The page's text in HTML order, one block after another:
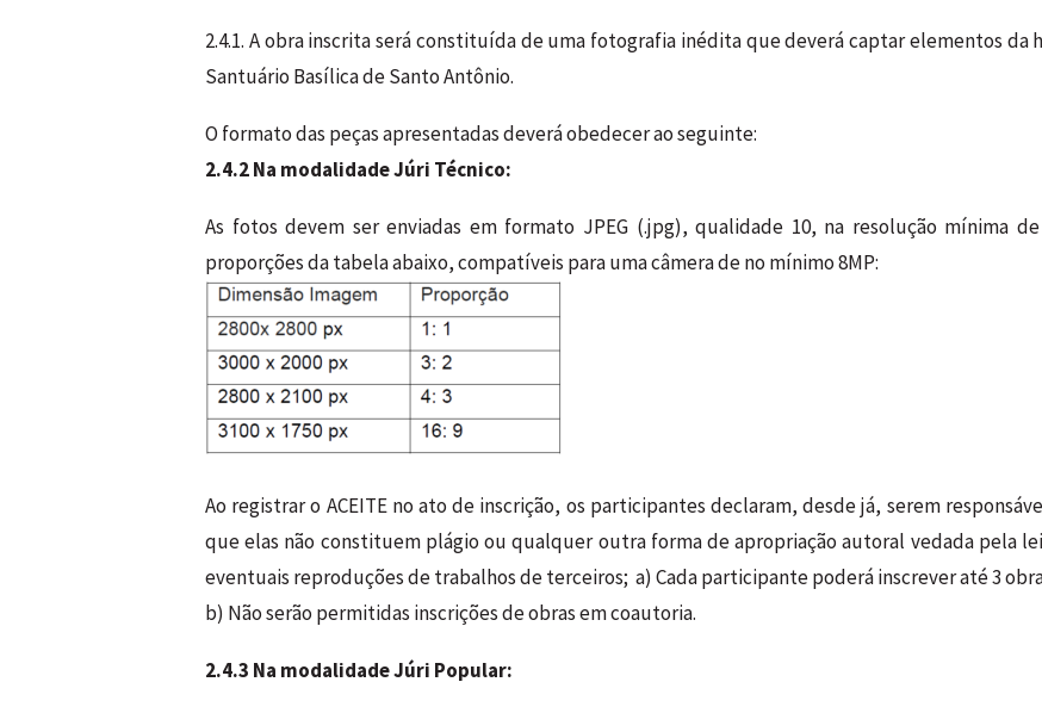
2.4.1. A obra inscrita será constituída de uma fotografia inédita que deverá captar elementos
Santuário Basílica de Santo Antônio.
O formato das peças apresentadas deverá obedecer ao seguinte:
2.4.2 Na modalidade Júri Técnico:
As fotos devem ser enviadas em formato JPEG (.jpg), qualidade 10, na resolução mínima
proporções da tabela abaixo, compatíveis para uma câmera de no mínimo 8MP:
Ao registrar o ACEITE no ato de inscrição, os participantes declaram, desde já, serem
que elas não constituem plágio ou qualquer outra forma de apropriação autoral vedada pela
eventuais reproduções de trabalhos de terceiros; a) Cada participante poderá inscrever até 3
b) Não serão permitidas inscrições de obras em coautoria.
2.4.3 Na modalidade Júri Popular: